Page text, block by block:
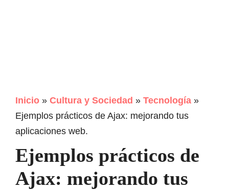
Inicio » Cultura y Sociedad » Tecnología »
Ejemplos prácticos de Ajax: mejorando tus
aplicaciones web.
Ejemplos prácticos de
Ajax: mejorando tus